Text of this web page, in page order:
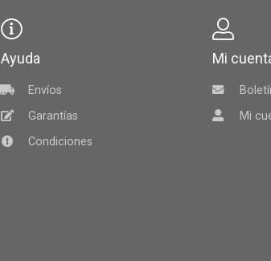
Ayuda
Envíos
Garantías
Condiciones
Mi
Mi